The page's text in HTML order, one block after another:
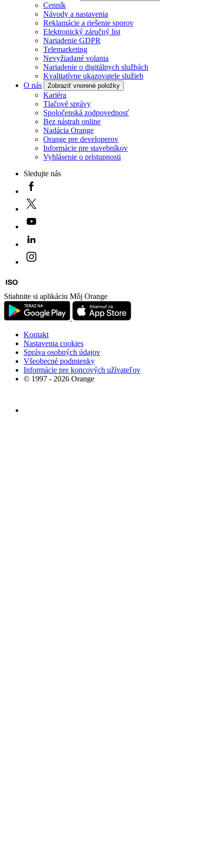
Cenník
Návody a nastavenia
Reklamácie a riešenie sporov
Elektronický záručný list
Nariadenie GDPR
Telemarketing
Nevyžiadané volania
Nariadenie o digitálnych službách
Kvalitatívne ukazovatele služieb
O nás
Zobraziť vnorené položky
Kariéra
Tlačové správy
Spoločenská zodpovednosť
Bez nástrah online
Nadácia Orange
Orange pre developerov
Informácie pre stavebníkov
Vyhlásenie o prístupnosti
Sledujte nás
Stiahnite si aplikáciu Môj Orange
Kontakt
Nastavenia cookies
Správa osobných údajov
Všeobecné podmienky
Informácie pre koncových užívateľov
© 1997 - 2026 Orange